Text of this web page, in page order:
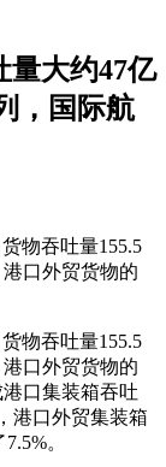
量大约47亿
，国际航
物吞吐量155.5
口外贸货物的
物吞吐量155.5
口外贸货物的
口集装箱吞吐
港口外贸集装箱
。